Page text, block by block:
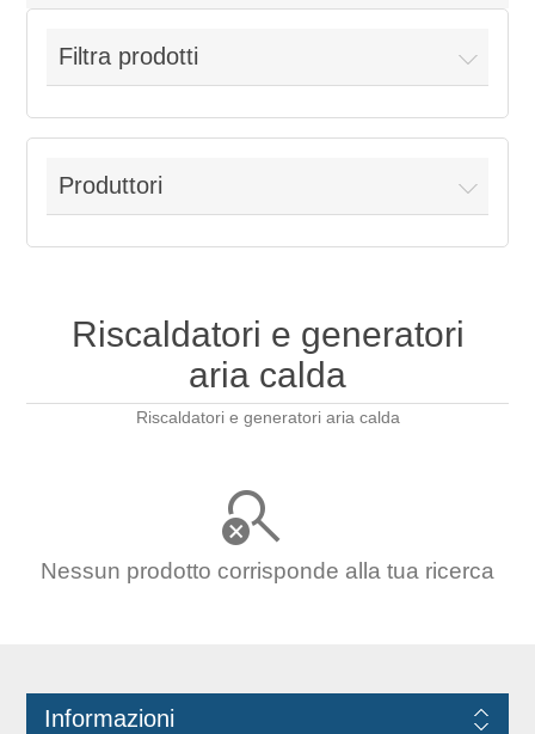
Filtra prodotti
Produttori
Riscaldatori e generatori
aria calda
Riscaldatori e generatori aria calda
Nessun prodotto corrisponde alla tua ricerca
Informazioni